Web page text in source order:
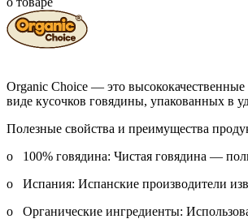
Organic Choice — это
виде кусочков говядины, упакованных в
Полезные свойства и преимущества
o 100% говядина: Чистая говядина —
o Испания: Испанские производители
o Органические ингредиенты: